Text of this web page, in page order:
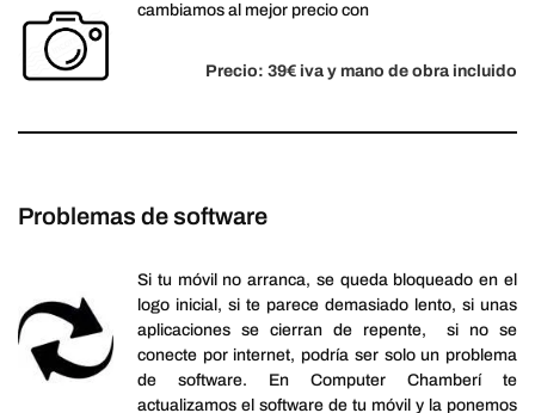
cambiamos al mejor precio con
Precio: 39€ iva y mano de obra incluido
Problemas de software
Si tu móvil no arranca, se queda bloqueado en el
logo inicial, si te parece demasiado lento, si unas
aplicaciones se cierran de repente, si no se
conecte por internet, podría ser solo un problema
de software. En Computer Chamberí te
actualizamos el software de tu móvil y la ponemos